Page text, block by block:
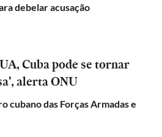
debelar acusação
Cuba pode se tornar
alerta ONU
cubano das Forças Armadas e